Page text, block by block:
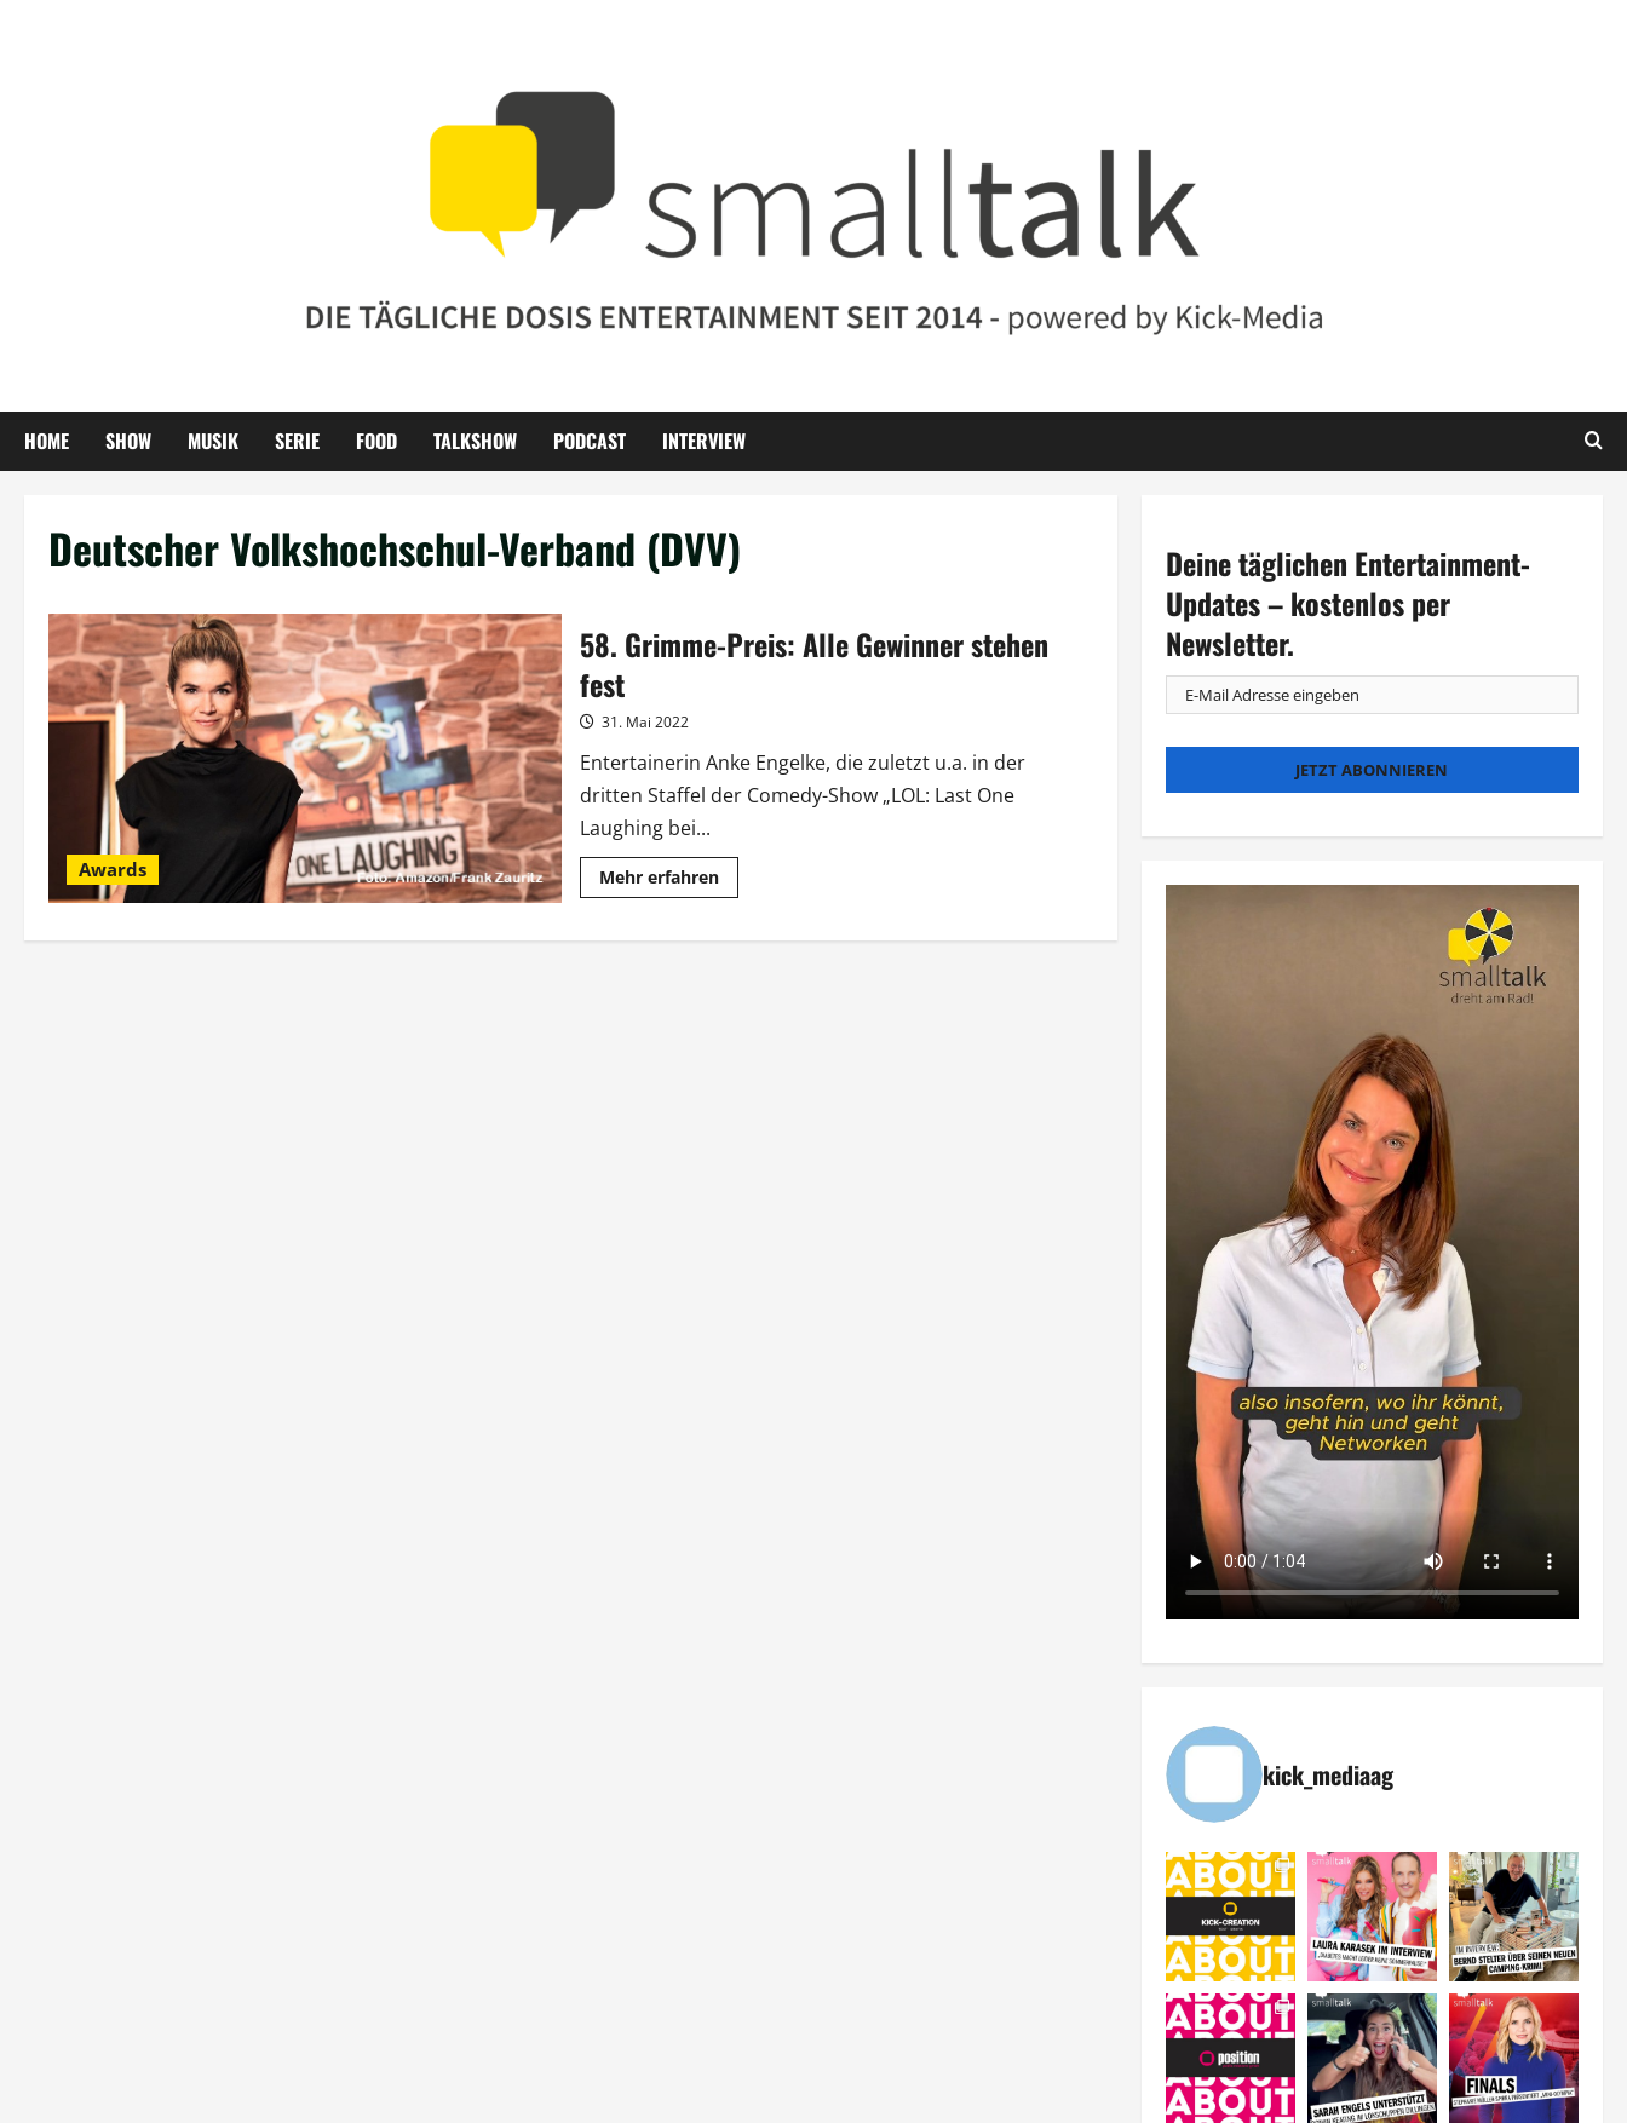
HOME SHOW MUSIK SERIE FOOD TALKSHOW PODCAST INTERVIEW
Deutscher Volkshochschul-Verband (DVV)
Awards
58. Grimme-Preis: Alle Gewinner stehen
fest
31. Mai 2022
Entertainerin Anke Engelke, die zuletzt u.a. in der
dritten Staffel der Comedy-Show „LOL: Last One
Laughing bei...
Mehr erfahrenMehr
Informationen
Grimme-
Deine täglichen Entertainment-
Updates – kostenlos per
Newsletter.
kick_mediaag